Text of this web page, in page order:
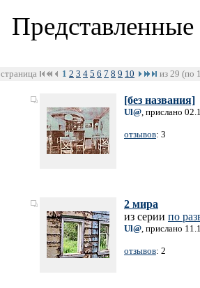
страница 1 2 3 4 5 6 7 8 9 10 из 29 (по
[без названия]
Ul@, прислано
отзывов: 3
2 мира
из серии по
Ul@, прислано
отзывов: 2